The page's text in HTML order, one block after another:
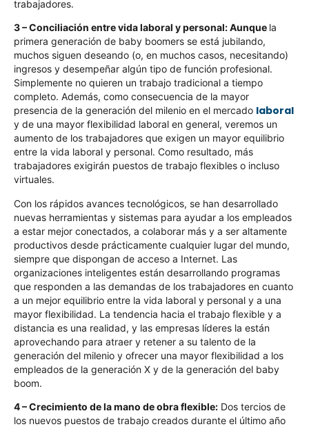
trabajadores.
3 – Conciliación entre vida laboral y personal: Aunque la
primera generación de baby boomers se está jubilando,
muchos siguen deseando (o, en muchos casos, necesitando)
ingresos y desempeñar algún tipo de función profesional.
Simplemente no quieren un trabajo tradicional a tiempo
completo. Además, como consecuencia de la mayor
presencia de la generación del milenio en el mercado laboral
y de una mayor flexibilidad laboral en general, veremos un
aumento de los trabajadores que exigen un mayor equilibrio
entre la vida laboral y personal. Como resultado, más
trabajadores exigirán puestos de trabajo flexibles o incluso
virtuales.
Con los rápidos avances tecnológicos, se han desarrollado
nuevas herramientas y sistemas para ayudar a los empleados
a estar mejor conectados, a colaborar más y a ser altamente
productivos desde prácticamente cualquier lugar del mundo,
siempre que dispongan de acceso a Internet. Las
organizaciones inteligentes están desarrollando programas
que responden a las demandas de los trabajadores en cuanto
a un mejor equilibrio entre la vida laboral y personal y a una
mayor flexibilidad. La tendencia hacia el trabajo flexible y a
distancia es una realidad, y las empresas líderes la están
aprovechando para atraer y retener a su talento de la
generación del milenio y ofrecer una mayor flexibilidad a los
empleados de la generación X y de la generación del baby
boom.
4 – Crecimiento de la mano de obra flexible: Dos tercios de
los nuevos puestos de trabajo creados durante el último año